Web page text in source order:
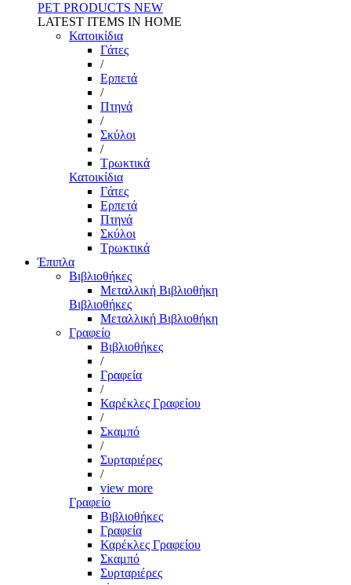
PET PRODUCTS NEW
LATEST ITEMS IN HOME
Κατοικίδια
Γάτες
/
Ερπετά
/
Πτηνά
/
Σκύλοι
/
Τρωκτικά
Κατοικίδια
Γάτες
Ερπετά
Πτηνά
Σκύλοι
Τρωκτικά
Έπιπλα
Βιβλιοθήκες
Μεταλλική Βιβλιοθήκη
Βιβλιοθήκες
Μεταλλική Βιβλιοθήκη
Γραφείο
Βιβλιοθήκες
/
Γραφεία
/
Καρέκλες Γραφείου
/
Σκαμπό
/
Συρταριέρες
/
view more
Γραφείο
Βιβλιοθήκες
Γραφεία
Καρέκλες Γραφείου
Σκαμπό
Συρταριέρες